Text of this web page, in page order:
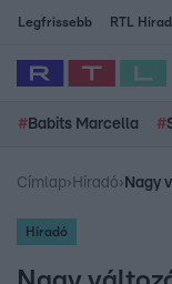
Legfrissebb RTL
# Babits Marcella #
Címlap› Híradó›
Híradó